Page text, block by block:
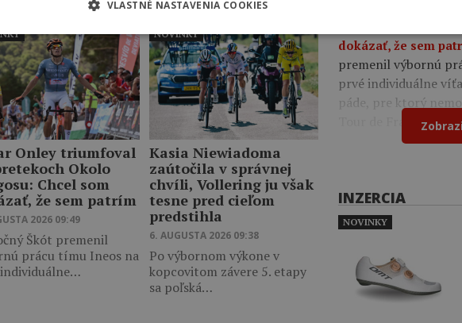
našich…
Onley triumfoval
Okolo
Chcel som
že sem patrím
2026 09:49
Škót premenil
prácu tímu Ineos na
Kasia Niewiadoma
zaútočila v správnej
chvíli, Vollering ju však
tesne pred cieľom
predstihla
6. AUGUSTA 2026 09:38
Po výbornom výkone v
kopcovitom závere 5. etapy
sa poľská…
NOVINKY
Oscar
pretekoch Okolo
dokázať, že sem
premenil výbornú
prvé individuálne
páde, pre ktorý
Tour de France.
INZERCIA
NOVINKY
VLASTNÉ NASTAVENIA COOKIES